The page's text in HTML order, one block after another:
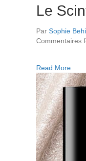
Le
Par Sophie
Commentaires
Read More